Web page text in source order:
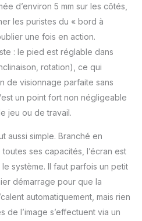
118% sRGB pour des
images & détails plus
immersifs; Les écrans
MSI sont optimisés pour
réduire la lumière bleue &
la fatigue oculaire via
technologie
antiscintillement HDR
READY & NIGHT VISION -
offrent un contraste
dynamique réaliste qui
humain aux conditions
d'éclairage changeantes
(1:4000, 1:100M DCR); MSI
Night Vision assiste dans
d’environ 5 mm sur les côtés,
les puristes du « bord à
une fois en action.
: le pied est réglable dans
rotation), ce qui
de visionnage parfaite sans
un point fort non négligeable
jeu ou de travail.
aussi simple. Branché en
ses capacités, l’écran est
système. Il faut parfois un petit
démarrage pour que la
automatiquement, mais rien
de l’image s’effectuent via un